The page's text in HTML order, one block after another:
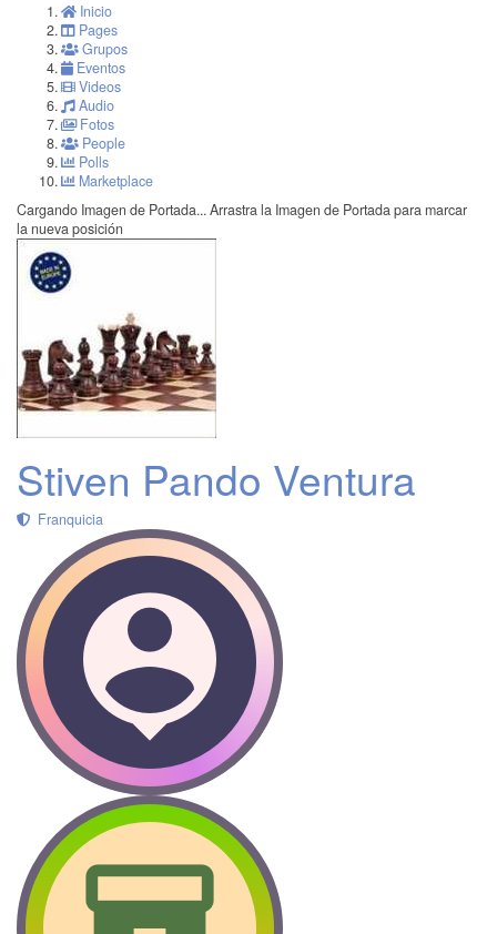
Inicio
Pages
Grupos
Eventos
Videos
Audio
Fotos
People
Polls
Marketplace
Cargando Imagen de Portada... Arrastra la Imagen de Portada para marcar
la nueva posición
Stiven Pando Ventura
Franquicia